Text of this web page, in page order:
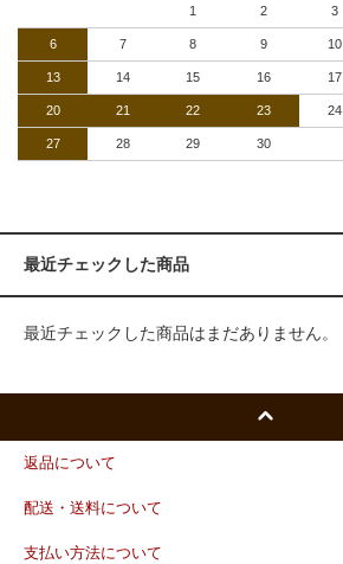
1 2 3
6 7 8 9 10
13 14 15 16 17
20 21 22 23 24
27 28 29 30
最近チェックした商品
最近チェックした商品はまだありません。
返品について
配送・送料について
支払い方法について